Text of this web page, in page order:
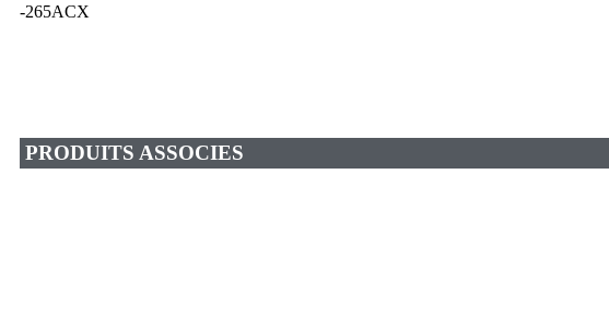
-265ACX
PRODUITS ASSOCIES